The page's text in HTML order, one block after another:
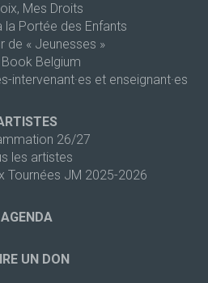
Mes Droits
la Portée des Enfants
de « Jeunesses »
Book Belgium
intervenant·es et enseignant·es
26/27
les artistes
Tournées JM 2025-2026
AGENDA
UN DON